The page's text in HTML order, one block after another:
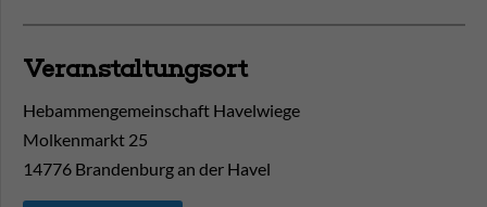
Veranstaltungsort
Hebammengemeinschaft Havelwiege
Molkenmarkt 25
14776 Brandenburg an der Havel